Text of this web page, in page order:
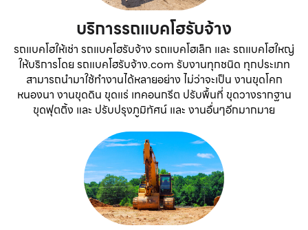
บริการรถแบคโฮรับจ้าง
รถแบคโฮให้เช่า รถแบคโฮรับจ้าง รถแบคโฮเล็ก และ รถแบคโฮใหญ่
ให้บริการโดย รถแบคโฮรับจ้าง.com รับงานทุกชนิด ทุกประเภท
สามารถนำมาใช้ทำงานได้หลายอย่าง ไม่ว่าจะเป็น งานขุดโคก
หนองนา งานขุดดิน ขุดแร่ เทคอนกรีต ปรับพื้นที่ ขุดวางรากฐาน
ขุดฟุตติ้ง และ ปรับปรุงภูมิทัศน์ และ งานอื่นๆอีกมากมาย